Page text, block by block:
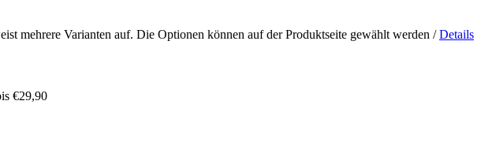
mehrere Varianten auf. Die Optionen können auf der Produktseite gewählt werden / Details
€29,90